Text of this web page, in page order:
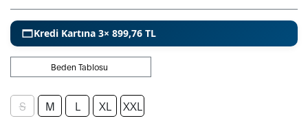
Kredi Kartına 3× 899,76 TL
Beden Tablosu
S M L XL XXL